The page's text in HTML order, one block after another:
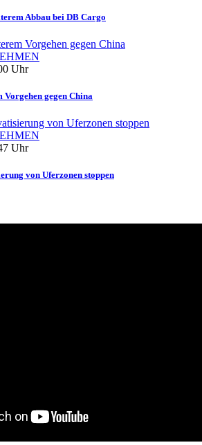
Abbau bei DB Cargo
Uhr
Vorgehen gegen China
Uhr
von Uferzonen stoppen